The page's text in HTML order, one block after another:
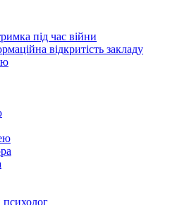
під час війни
відкритість закладу